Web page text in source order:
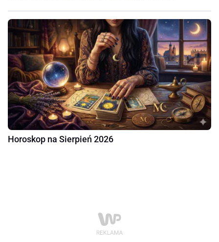
Horoskop na Sierpień 2026